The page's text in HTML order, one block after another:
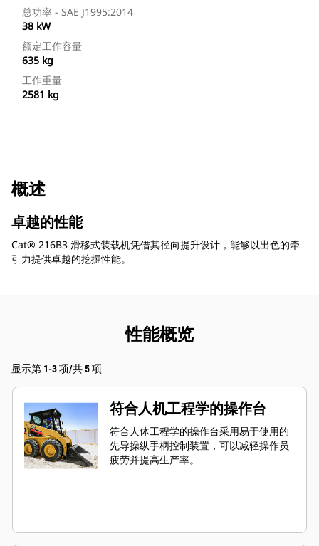
总功率 - SAE J1995:2014
38 kW
额定工作容量
635 kg
工作重量
2581 kg
概述
卓越的性能
Cat® 216B3 滑移式装载机凭借其径向提升设计，能够以出色的牵
引力提供卓越的挖掘性能。
性能概览
显示第 1-3 项/共 5 项
符合人机工程学的操作台
符合人体工程学的操作台采用易于使用的
先导操纵手柄控制装置，可以减轻操作员
疲劳并提高生产率。